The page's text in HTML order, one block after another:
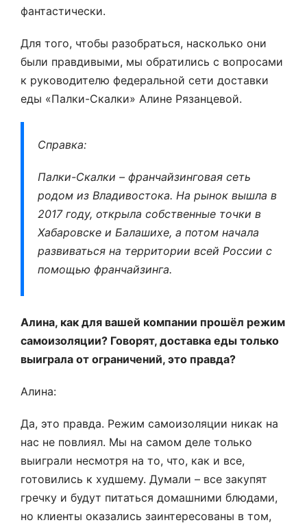
фантастически.
Для того, чтобы разобраться, насколько они
были правдивыми, мы обратились с вопросами
к руководителю федеральной сети доставки
еды «Палки-Скалки» Алине Рязанцевой.
Справка:
Палки-Скалки – франчайзинговая сеть
родом из Владивостока. На рынок вышла в
2017 году, открыла собственные точки в
Хабаровске и Балашихе, а потом начала
развиваться на территории всей России с
помощью франчайзинга.
Алина, как для вашей компании прошёл режим
самоизоляции? Говорят, доставка еды только
выиграла от ограничений, это правда?
Алина:
Да, это правда. Режим самоизоляции никак на
нас не повлиял. Мы на самом деле только
выиграли несмотря на то, что, как и все,
готовились к худшему. Думали – все закупят
гречку и будут питаться домашними блюдами,
но клиенты оказались заинтересованы в том,